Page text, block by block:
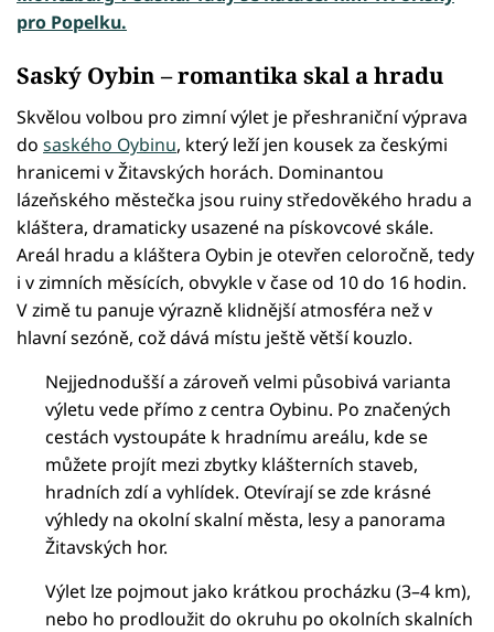
pro Popelku.
Saský Oybin – romantika skal a hradu
Skvělou volbou pro zimní výlet je přeshraniční výprava
do saského Oybinu, který leží jen kousek za českými
hranicemi v Žitavských horách. Dominantou
lázeňského městečka jsou ruiny středověkého hradu a
kláštera, dramaticky usazené na pískovcové skále.
Areál hradu a kláštera Oybin je otevřen celoročně, tedy
i v zimních měsících, obvykle v čase od 10 do 16 hodin.
V zimě tu panuje výrazně klidnější atmosféra než v
hlavní sezóně, což dává místu ještě větší kouzlo.
Nejjednodušší a zároveň velmi působivá varianta
výletu vede přímo z centra Oybinu. Po značených
cestách vystoupáte k hradnímu areálu, kde se
můžete projít mezi zbytky klášterních staveb,
hradních zdí a vyhlídek. Otevírají se zde krásné
výhledy na okolní skalní města, lesy a panorama
Žitavských hor.
Výlet lze pojmout jako krátkou procházku (3–4 km),
nebo ho prodloužit do okruhu po okolních skalních